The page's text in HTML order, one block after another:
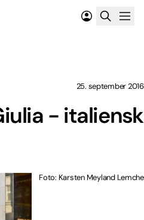
- italiensk
25. september 2016
Foto: Karsten Meyland Lemche